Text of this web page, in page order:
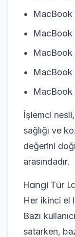
MacBook
MacBook
MacBook
İşlemci
sağlığı ve
değerini
arasındadır.
Hangi Tür
Her ikinci el
Bazı
satarken,